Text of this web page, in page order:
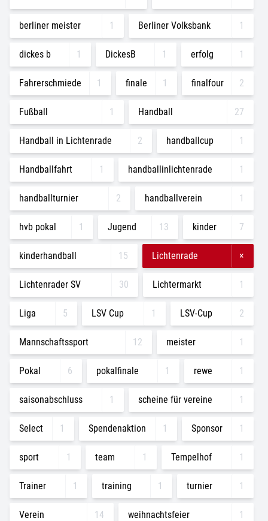
berliner meister 1 Berliner Volksbank 1
dickes b 1 DickesB 1 erfolg 1
Fahrerschmiede 1 finale 1 finalfour 2
Fußball 1 Handball 27
Handball in Lichtenrade 2 handballcup 1
Handballfahrt 1 handballinlichtenrade 1
handballturnier 2 handballverein 1
hvb pokal 1 Jugend 13 kinder 7
kinderhandball 15 Lichtenrade ×
Lichtenrader SV 30 Lichtermarkt 1
Liga 5 LSV Cup 1 LSV-Cup 2
Mannschaftssport 12 meister 1
Pokal 6 pokalfinale 1 rewe 1
saisonabschluss 1 scheine für vereine 1
Select 1 Spendenaktion 1 Sponsor 1
sport 1 team 1 Tempelhof 1
Trainer 1 training 1 turnier 1
Verein 14 weihnachtsfeier 1